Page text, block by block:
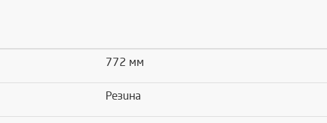
772 мм
Резина